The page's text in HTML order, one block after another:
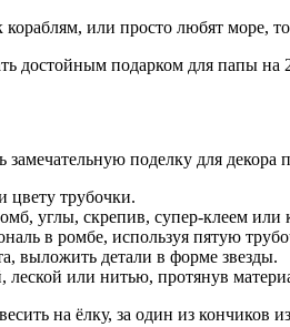
или просто любят море,
достойным подарком для папы на
замечательную поделку для
цвету трубочки.
углы, скрепив, супер-клеем или
в ромбе, используя пятую
выложить детали в форме звезды.
или нитью, протянув
на ёлку, за один из кончиков